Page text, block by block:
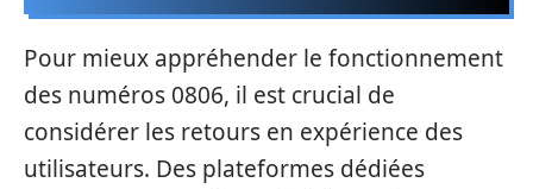
Pour mieux appréhender le fonctionnement
des numéros 0806, il est crucial de
considérer les retours en expérience des
utilisateurs. Des plateformes dédiées